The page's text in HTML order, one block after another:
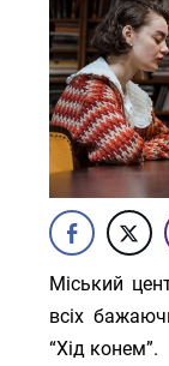
Міський
всіх
“Хід конем”.